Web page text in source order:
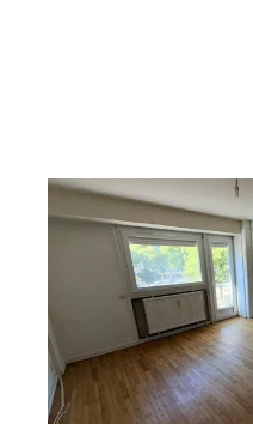
ST ETIENNE 42
73,46 m2, 3 pièces
Ref : 3649
Appartement
92
SAINT-ETIENNE /